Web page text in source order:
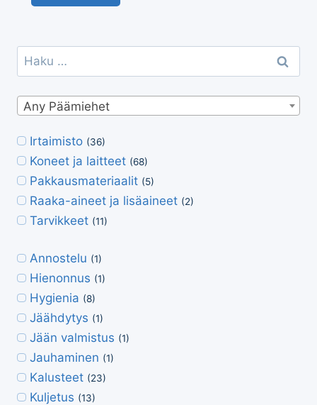
Haku:
Any Päämiehet
Irtaimisto (36)
Koneet ja laitteet (68)
Pakkausmateriaalit (5)
Raaka-aineet ja lisäaineet (2)
Tarvikkeet (11)
Annostelu (1)
Hienonnus (1)
Hygienia (8)
Jäähdytys (1)
Jään valmistus (1)
Jauhaminen (1)
Kalusteet (23)
Kuljetus (13)